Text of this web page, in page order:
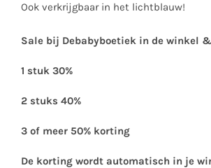
Ook verkrijgbaar in het lichtblauw!
Sale bij Debabyboetiek in de winkel
1 stuk 30%
2 stuks 40%
3 of meer 50% korting
De korting wordt automatisch in je